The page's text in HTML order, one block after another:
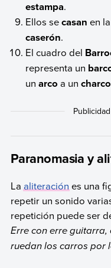
estampa.
Ellos secasan en
caserón.
El cuadro del
representa un
unarco a uncharco
Paranomasia y
Laaliteraciónes una
repetir un sonido
repetición puede ser
Erre con erre
ruedan los carros por